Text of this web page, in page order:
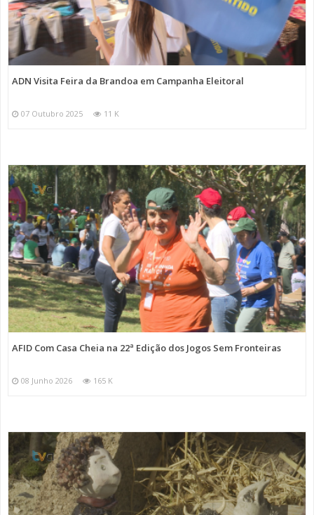
ADN Visita Feira da Brandoa em Campanha Eleitoral
07 Outubro 2025 11 K
AFID Com Casa Cheia na 22ª Edição dos Jogos Sem Fronteiras
08 Junho 2026 165 K